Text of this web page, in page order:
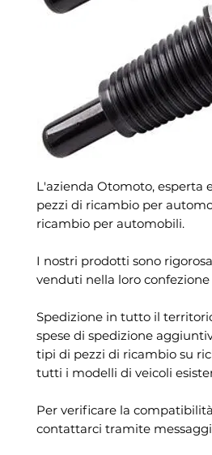
L'azienda Otomoto, esperta
pezzi di ricambio per
ricambio per automobili.
I nostri prodotti sono
venduti nella loro
Spedizione in tutto il
spese di spedizione
tipi di pezzi di ricambio su
tutti i modelli di veicoli
Per verificare la
contattarci tramite